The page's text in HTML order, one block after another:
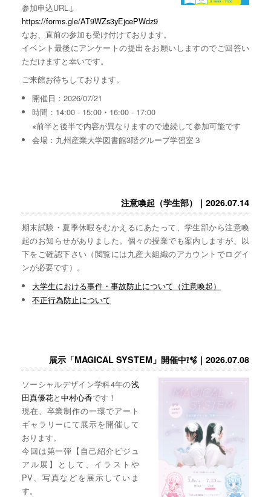
参加申込URL↓
https://forms.gle/AT9WZs3yEjcePWdz9
なお、直前の参加も受け付けております。
イベント最後にアンケートの提出をお願いしますのでご回答い
ただけますと幸いです。
ご来館お待ちしております。
開催日：2026/07/21
時間：14:00 - 15:00・16:00 - 17:00
※前半と後半で内容が異なりますので連続して参加可能です
会場：九州産業大学図書館3階グループ学習室３
注意喚起（学生部）｜2026.07.14
期末試験・夏季休暇をむかえるにあたって、学生部から注意喚
起のお知らせがありました。個々の授業でも案内しますが、以
下をご確認下さい（閲覧には九産大組織のアカウントでログイ
ンが必要です）。
大学生における事件・事故防止について（注意喚起）
不正行為防止について
展示「MAGICAL SYSTEM」開催中❕🫧｜2026.07.08
ソーシャルデザイン学科4年の浅
田真優花と中村心香です！
現在、卒業制作の一環でアート
ギャラリーにて展示を開催して
おります。
今回は第一弾【自己紹介ビジュ
アル展】として、イラストや
PV、写真などを展示していま
す。